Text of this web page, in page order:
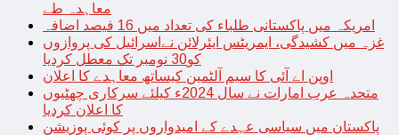
معاہدہ طے
امریکہ میں پاکستانی طلباء کی تعداد میں 16 فیصد اضافہ
غزہ میں کشیدگی، ایمریٹس ایئرلائن نےاسرائیل کی پروازوں
کو30 نومبر تک معطل کردیا
اوپن اے آئی کا سیم آلٹمین کیساتھ معاہدے کا اعلان
متحدہ عرب امارات نے سال 2024ء کیلئے سرکاری چھٹیوں
کا اعلان کردیا
پاکستان میں سیاسی عہدے کے امیدواروں پر کوئی پوزیشن